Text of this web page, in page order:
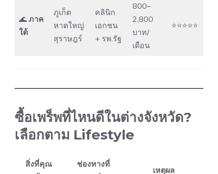
🌊 ภาค
ใต้
ภูเก็ต
หาดใหญ่
สุราษฎร์
คลินิก
เอกชน
+ รพ.รัฐ
800–
2,800
บาท/
เดือน
⭐⭐⭐⭐⭐
ซื้อเพร็พที่ไหนดีในต่างจังหวัด?
เลือกตาม Lifestyle
สิ่งที่คุณ
ช่องทางที่
เหตุผล